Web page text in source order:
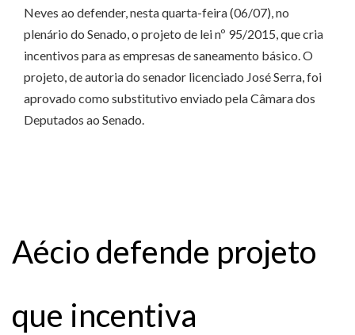
Neves ao defender, nesta quarta-feira (06/07), no
plenário do Senado, o projeto de lei nº 95/2015, que cria
incentivos para as empresas de saneamento básico. O
projeto, de autoria do senador licenciado José Serra, foi
aprovado como substitutivo enviado pela Câmara dos
Deputados ao Senado.
Aécio defende projeto
que incentiva